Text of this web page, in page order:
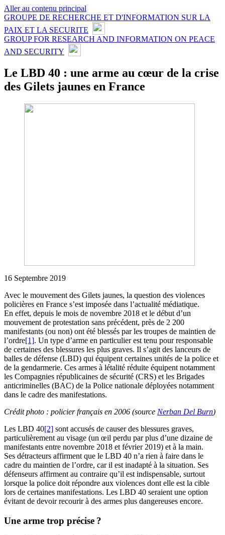
Aller au contenu principal
GROUPE DE RECHERCHE ET D'INFORMATION SUR LA
PAIX ET LA SECURITE
GROUP FOR RESEARCH AND INFORMATION ON PEACE
AND SECURITY
Le LBD 40 : une arme au cœur de la crise
des Gilets jaunes en France
16 Septembre 2019
Avec le mouvement des Gilets jaunes, la question des violences
policières en France s’est imposée dans l’actualité médiatique.
En effet, depuis le mois de novembre 2018 et le début d’un
mouvement de protestation sans précédent, près de 2 200
manifestants (ou non) ont été blessés par les troupes de maintien de
l’ordre[1]. Un type d’arme en particulier est tenu pour responsable
de certaines des blessures les plus graves. Il s’agit des lanceurs de
balles de défense (LBD) qui équipent certaines unités de la police et
de la gendarmerie. Ces armes à létalité réduite équipent notamment
les Compagnies républicaines de sécurité (CRS) et les Brigades
anticriminelles (BAC) de la Police nationale déployées notamment
dans le cadre des manifestations.
Crédit photo : policier français en 2006 (source Nerban Del Burn)
Les LBD 40[2] sont accusés de causer des blessures graves,
particulièrement au visage (un œil perdu par plus d’une dizaine de
manifestants entre novembre 2018 et février 2019) et à la main.
Ses détracteurs affirment que le LBD 40 n’a rien à faire dans le
cadre du maintien de l’ordre, car il est inadapté à la situation. Ses
défenseurs affirment au contraire qu’il est indispensable, surtout
lorsque la police doit répondre aux violences dont elle est la cible
lors de certaines manifestations. Les LBD 40 seraient une option
évitant de devoir recourir à des armes plus dangereuses encore.
Une arme trop précise ?